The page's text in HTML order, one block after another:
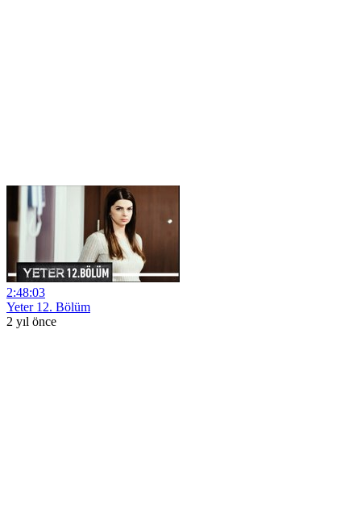
2:48:03
Yeter 12. Bölüm
2 yıl önce